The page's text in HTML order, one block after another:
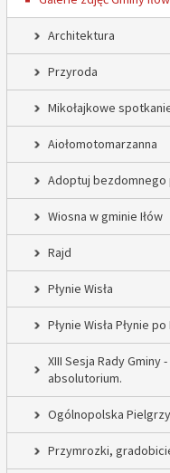
Architektura
Przyroda
Mikołajkowe
Aiołomotomarzanna
Adoptuj bezdomnego
Wiosna w gminie Iłów
Rajd
Płynie Wisła
Płynie Wisła Płynie
XIII Sesja Rady
absolutorium.
Ogólnopolska
Przymrozki,